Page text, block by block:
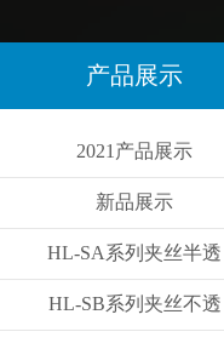
产品展示
2021产品展示
新品展示
HL-SA系列夹丝半透
HL-SB系列夹丝不透